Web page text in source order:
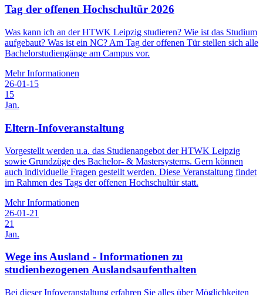
Tag der offenen Hochschultür 2026
Was kann ich an der HTWK Leipzig studieren? Wie ist das Studium
aufgebaut? Was ist ein NC? Am Tag der offenen Tür stellen sich alle
Bachelorstudiengänge am Campus vor.
Mehr Informationen
26-01-15
15
Jan.
Eltern-Infoveranstaltung
Vorgestellt werden u.a. das Studienangebot der HTWK Leipzig
sowie Grundzüge des Bachelor- & Mastersystems. Gern können
auch individuelle Fragen gestellt werden. Diese Veranstaltung findet
im Rahmen des Tags der offenen Hochschultür statt.
Mehr Informationen
26-01-21
21
Jan.
Wege ins Ausland - Informationen zu
studienbezogenen Auslandsaufenthalten
Bei dieser Infoveranstaltung erfahren Sie alles über Möglichkeiten